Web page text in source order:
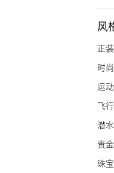
施
阿
帝舵
浪琴
雷达
万
泰
艾美
风
正装
时
运
飞
潜水
贵
珠宝